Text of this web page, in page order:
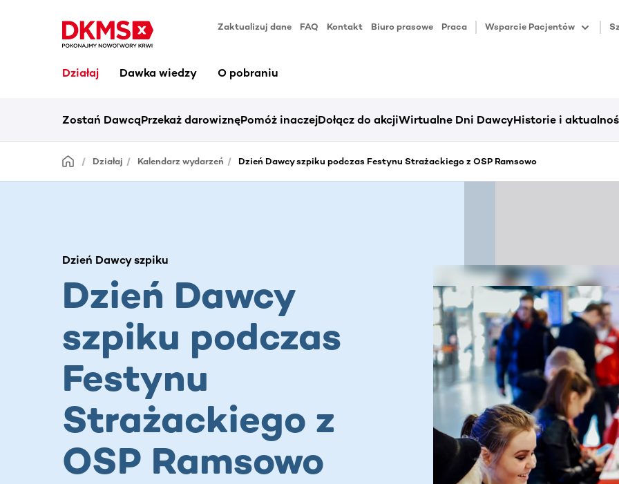
Zaktualizuj dane FAQ Kontakt Biuro prasowe Praca Wsparcie Pacjentów
Działaj Dawka wiedzy O pobraniu
Zostań DawcąPrzekaż darowiznęPomóż inaczejDołącz do akcjiWirtualne Dni DawcyHistorie i
Działaj Kalendarz wydarzeń Dzień Dawcy szpiku podczas Festynu Strażackiego z OSP Ramsowo
Dzień Dawcy szpiku
Dzień Dawcy
szpiku podczas
Festynu
Strażackiego z
OSP Ramsowo